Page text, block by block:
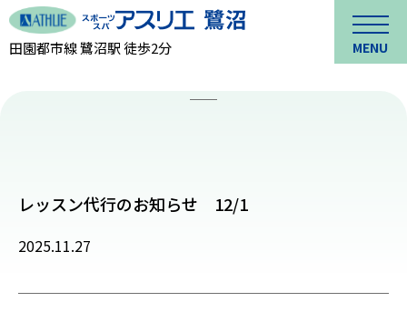
田園都市線 鷺沼駅 徒歩2分 MENU
レッスン代行のお知らせ 12/1
2025.11.27